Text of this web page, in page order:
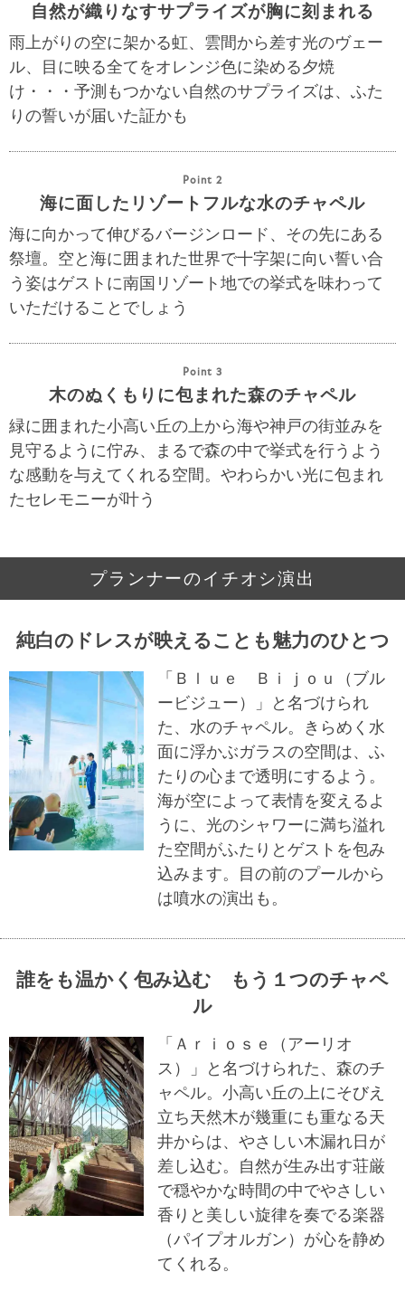
自然が織りなすサプライズが胸に刻まれる
雨上がりの空に架かる虹、雲間から差す光のヴェー
ル、目に映る全てをオレンジ色に染める夕焼
け・・・予測もつかない自然のサプライズは、ふた
りの誓いが届いた証かも
Point 2
海に面したリゾートフルな水のチャペル
海に向かって伸びるバージンロード、その先にある
祭壇。空と海に囲まれた世界で十字架に向い誓い合
う姿はゲストに南国リゾート地での挙式を味わって
いただけることでしょう
Point 3
木のぬくもりに包まれた森のチャペル
緑に囲まれた小高い丘の上から海や神戸の街並みを
見守るように佇み、まるで森の中で挙式を行うよう
な感動を与えてくれる空間。やわらかい光に包まれ
たセレモニーが叶う
プランナーのイチオシ演出
純白のドレスが映えることも魅力のひとつ
「Ｂｌｕｅ Ｂｉｊｏｕ（ブル
ービジュー）」と名づけられ
た、水のチャペル。きらめく水
面に浮かぶガラスの空間は、ふ
たりの心まで透明にするよう。
海が空によって表情を変えるよ
うに、光のシャワーに満ち溢れ
た空間がふたりとゲストを包み
込みます。目の前のプールから
は噴水の演出も。
誰をも温かく包み込む もう１つのチャペ
ル
「Ａｒｉｏｓｅ（アーリオ
ス）」と名づけられた、森のチ
ャペル。小高い丘の上にそびえ
立ち天然木が幾重にも重なる天
井からは、やさしい木漏れ日が
差し込む。自然が生み出す荘厳
で穏やかな時間の中でやさしい
香りと美しい旋律を奏でる楽器
（パイプオルガン）が心を静め
てくれる。